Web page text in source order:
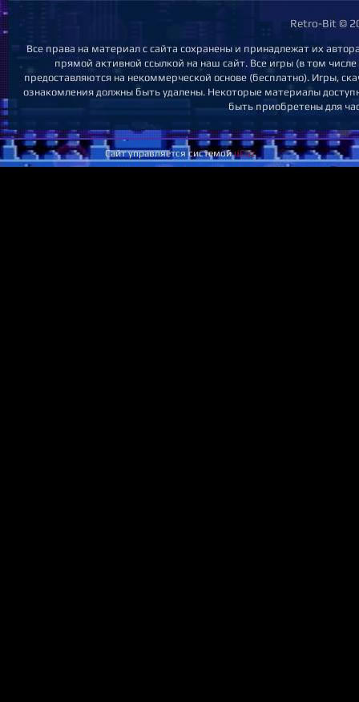
Retro-Bit ©
Все права на материал с сайта сохранены и принадлежат их
прямой активной ссылкой на наш сайт. Все игры (в том
предоставляются на некоммерческой основе (бесплатно). Игры,
ознакомления должны быть удалены. Некоторые материалы
быть приобретены для
Сайт управляется системойuCoz